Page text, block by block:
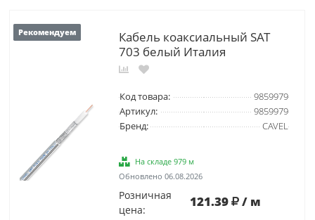
Рекомендуем
Кабель коаксиальный SAT
703 белый Италия
Код товара:
9859979
Артикул:
9859979
Бренд:
CAVEL
На складе 979 м
Обновлено 06.08.2026
Розничная
цена:
121.39 / м